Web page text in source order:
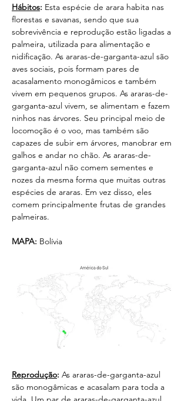
Hábitos: Esta espécie de arara habita nas
florestas e savanas, sendo que sua
sobrevivência e reprodução estão ligadas a
palmeira, utilizada para alimentação e
nidificação. As araras-de-garganta-azul são
aves sociais, pois formam pares de
acasalamento monogâmicos e também
vivem em pequenos grupos. As araras-de-
garganta-azul vivem, se alimentam e fazem
ninhos nas árvores. Seu principal meio de
locomoção é o voo, mas também são
capazes de subir em árvores, manobrar em
galhos e andar no chão. As araras-de-
garganta-azul não comem sementes e
nozes da mesma forma que muitas outras
espécies de araras. Em vez disso, eles
comem principalmente frutas de grandes
palmeiras.
MAPA: Bolívia
Reprodução: As araras-de-garganta-azul
são monogâmicas e acasalam para toda a